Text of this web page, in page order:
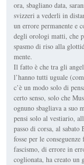
ora, sbagliano data,
svizzeri a vederli in
un errore permanente e
degli orologi matti, che
spasmo di riso alla
mente.
Il fatto è che tra gli
l’hanno tutti uguale
c’è un modo solo di
certo senso, solo che
ognuno sbagliava a suo
pensi solo al vestiario,
passo di corsa, al
fosse per le
fascismo, di errore in
coglionata, ha creato un